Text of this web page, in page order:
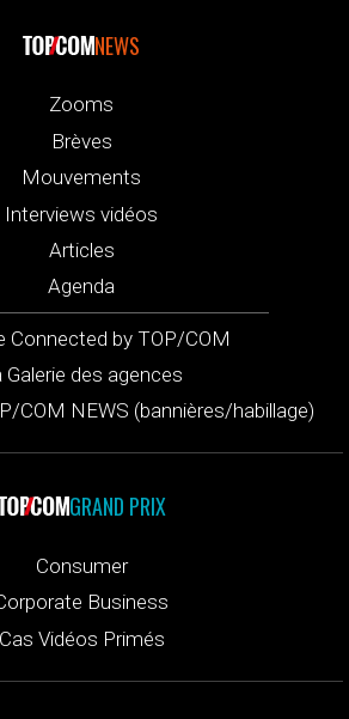
NEWS
Zooms
Brèves
Mouvements
Interviews vidéos
Articles
Agenda
Connected by TOP/COM
Galerie des agences
COM NEWS (bannières/habillage)
GRAND PRIX
Consumer
Business
Cas Vidéos Primés